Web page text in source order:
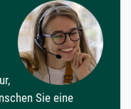
Sie eine